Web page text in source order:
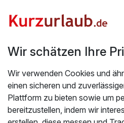
105,00 €
24,00 €
24,00 €
Vielseitiger Wellnessbereich
Mit Hotelbar
Wir schätzen Ihre
Wir verwenden Cookies und
einen sicheren und
Plattform zu bieten sowie um
bereitzustellen, indem wir